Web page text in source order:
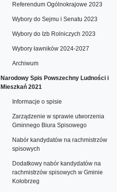
Referendum Ogólnokrajowe 2023
Wybory do Sejmu i Senatu 2023
Wybory do Izb Rolniczych 2023
Wybory ławników 2024-2027
Archiwum
Narodowy Spis Powszechny Ludności i
Mieszkań 2021
Informacje o spisie
Zarządzenie w sprawie utworzenia
Gminnego Biura Spisowego
Nabór kandydatów na rachmistrzów
spisowych
Dodatkowy nabór kandydatów na
rachmistrzów spisowych w Gminie
Kołobrzeg